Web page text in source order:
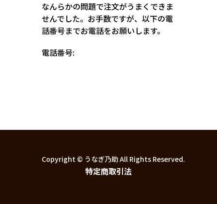
なんらかの問題で注文がうまくできま
せんでした。お手数ですが、以下の電
話番号までお電話をお願いします。
電話番号:
Copyright © うなぎ乃助 All Rights Reserved.
特定商取引法